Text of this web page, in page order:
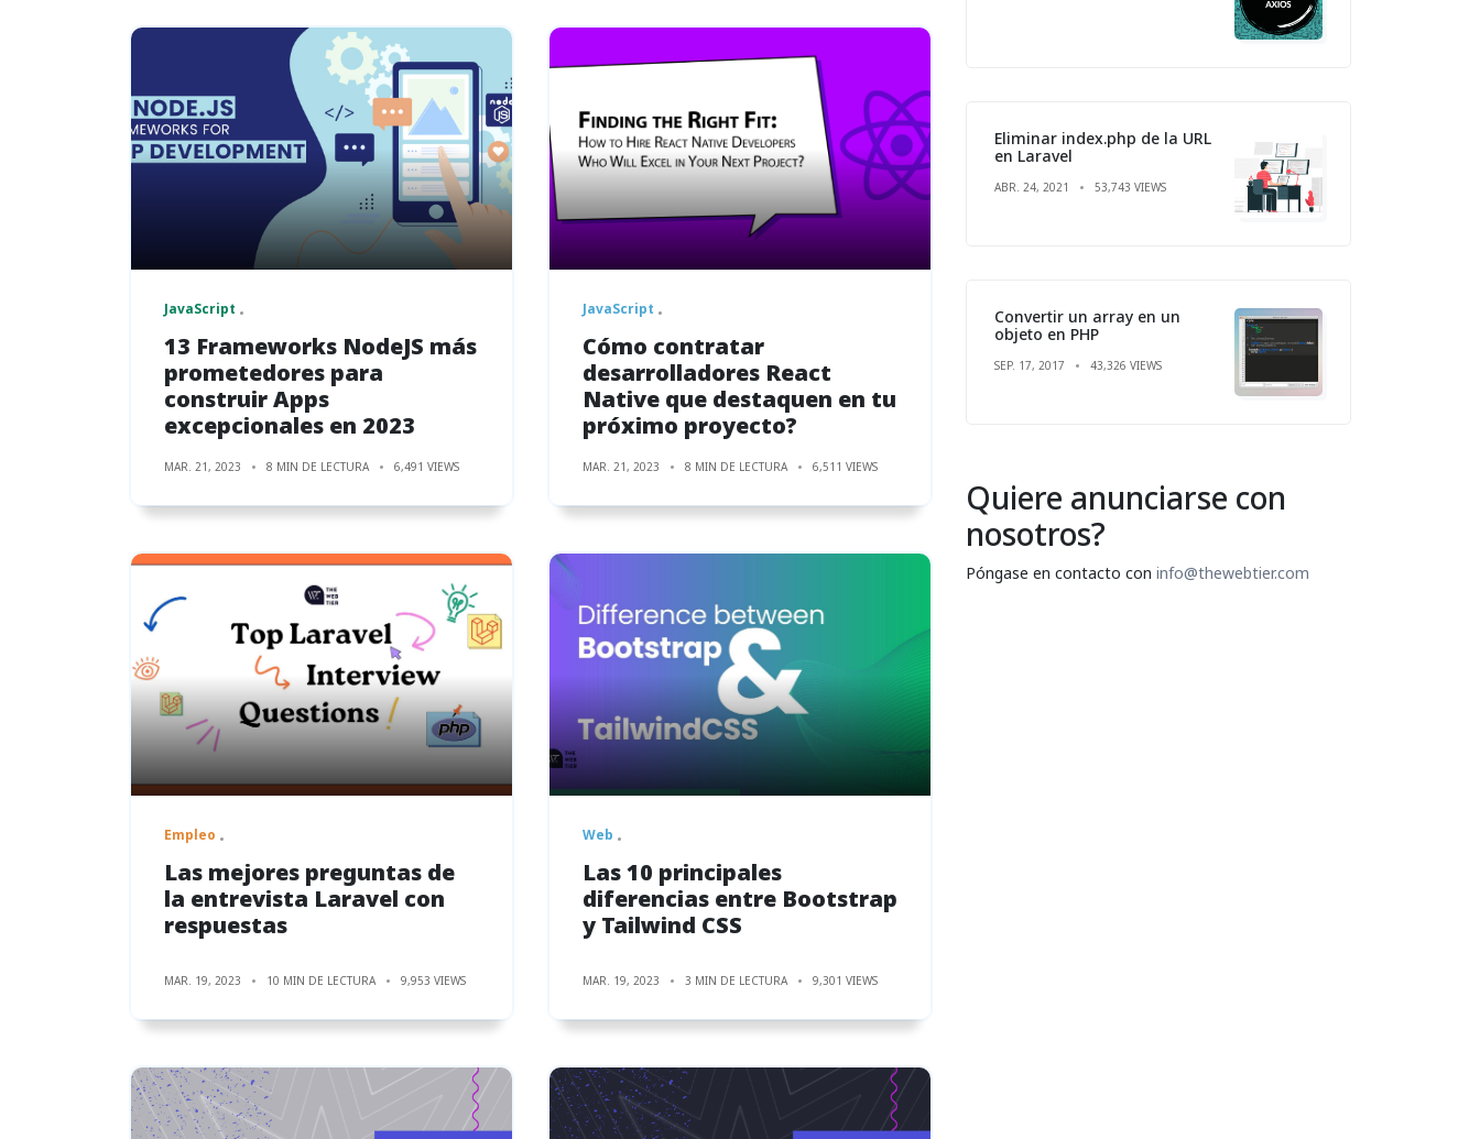
JavaScript
13 Frameworks NodeJS más
prometedores para
construir Apps
excepcionales en 2023
MAR. 21, 2023 8 MIN DE LECTURA 6,491 VIEWS
JavaScript
Cómo contratar
desarrolladores React
Native que destaquen en tu
próximo proyecto?
MAR. 21, 2023 8 MIN DE LECTURA 6,511 VIEWS
Empleo
Las mejores preguntas de
la entrevista Laravel con
respuestas
MAR. 19, 2023 10 MIN DE LECTURA 9,953 VIEWS
Web
Las 10 principales
diferencias entre Bootstrap
y Tailwind CSS
MAR. 19, 2023 3 MIN DE LECTURA 9,301 VIEWS
Eliminar index.php de la URL
en Laravel
ABR. 24, 2021 53,743 VIEWS
Convertir un array en un
objeto en PHP
SEP. 17, 2017 43,326 VIEWS
Quiere anunciarse con
nosotros?
Póngase en contacto con info@thewebtier.com